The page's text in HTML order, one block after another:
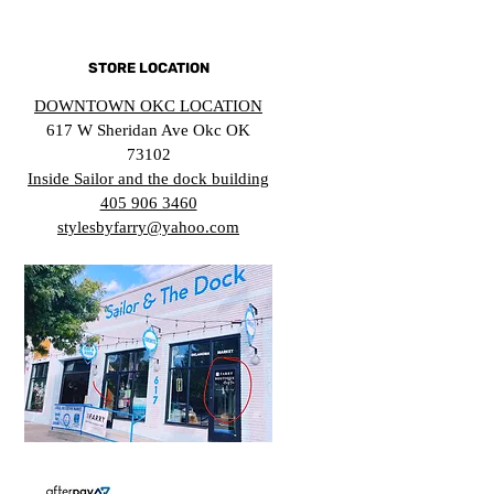
STORE LOCATION
DOWNTOWN OKC LOCATION
617 W Sheridan Ave Okc OK
73102
Inside Sailor and the dock building
405 906 3460
stylesbyfarry@yahoo.com